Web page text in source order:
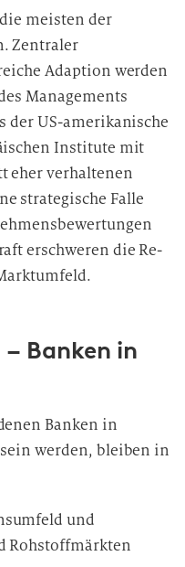
meisten der
Zentraler
Adaption werden
Managements
der US-amerikanische
Institute mit
eher verhaltenen
strategische Falle
erschweren die Re-
Banken in
Banken in
werden, bleiben in
und
Rohstoffmärkten